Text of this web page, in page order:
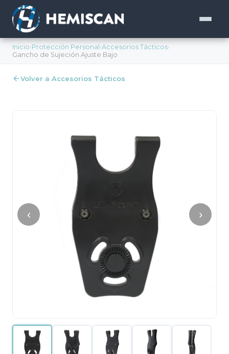
Inicio›Protección Personal ›Accesorios Tácticos›
Gancho de Sujeción Ajuste Bajo
Volver a Accesorios Tácticos
‹ ›